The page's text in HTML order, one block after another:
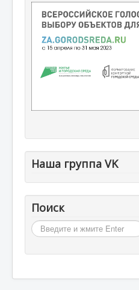
Наша группа VK
Поиск
Искать...